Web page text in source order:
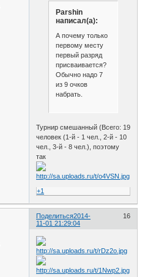
Parshin
написал(а):
А почему только
первому месту
первый разряд
присваивается?
Обычно надо 7
из 9 очков
набрать.
Турнир смешанный (Всего: 19
человек (1-й - 1 чел., 2-й - 10
чел., 3-й - 8 чел.), поэтому
так
+1
Поделиться 16
2014-
11-01 21:29:04